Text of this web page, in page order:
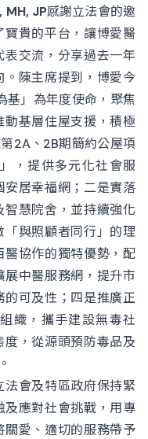
MH, JP感謝立法會的邀
貴的平台，讓博愛醫
交流，分享過去一年
陳主席提到，博愛今
」為年度使命，聚焦
基層住屋支援，積極
2A、2B期簡約公屋項
，提供多元化社會服
居幸福網；二是實落
慧院舍，並持續強化
「與照顧者同行」的理
協作的獨特優勢，配
中醫服務網，提升市
可及性；四是推廣正
織，攜手建設無毒社
，從源頭預防毒品及
會及特區政府保持緊
應對社會挑戰，用專
愛、適切的服務帶予